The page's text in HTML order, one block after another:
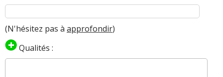
(N'hésitez pas à approfondir)
Qualités :